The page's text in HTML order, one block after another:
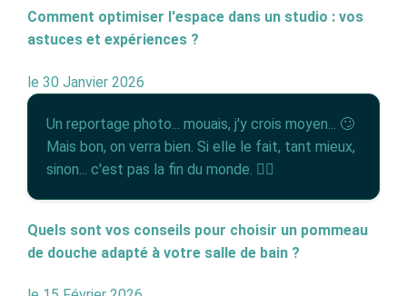
Comment optimiser l'espace dans un studio : vos
astuces et expériences ?
le 30 Janvier 2026
Un reportage photo... mouais, j'y crois moyen... 🙄
Mais bon, on verra bien. Si elle le fait, tant mieux,
sinon... c'est pas la fin du monde. 🤷‍♂️
Quels sont vos conseils pour choisir un pommeau
de douche adapté à votre salle de bain ?